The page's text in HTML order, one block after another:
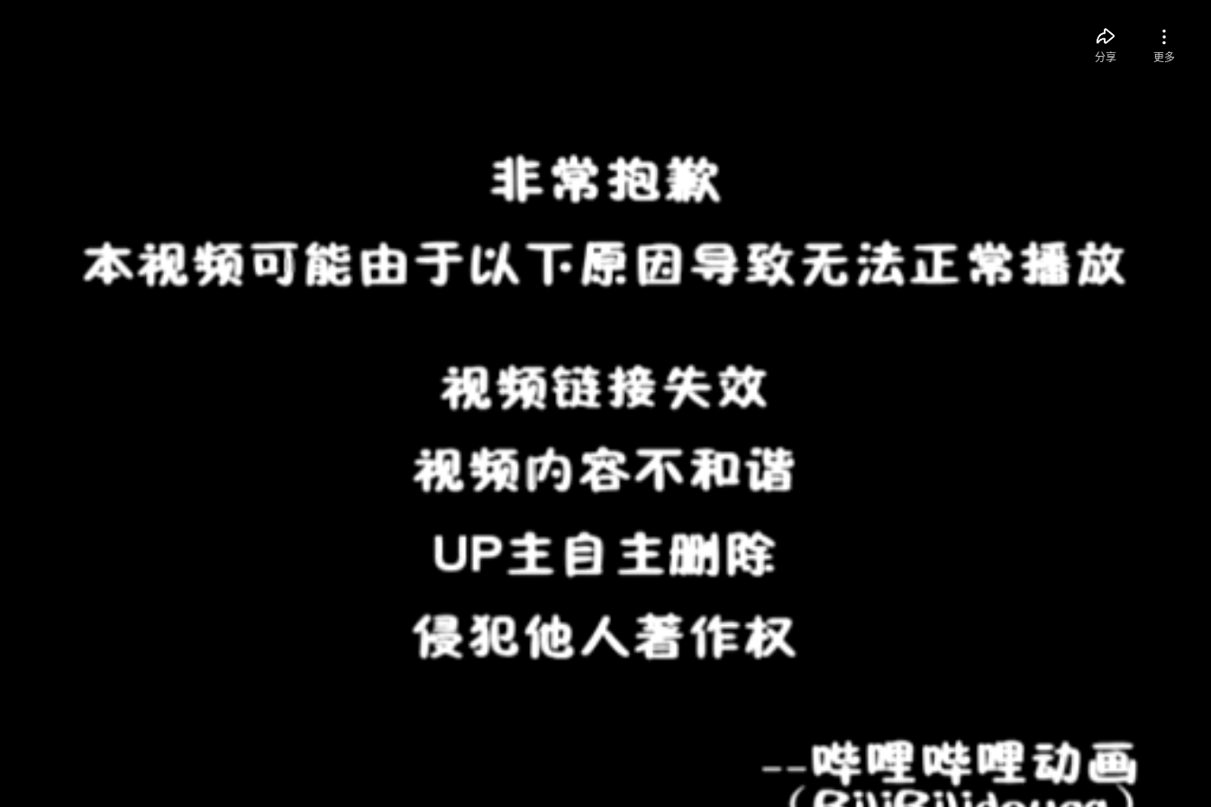
分享 更多